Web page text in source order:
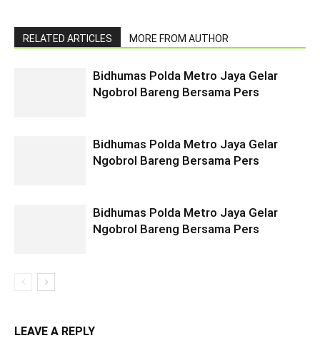
RELATED ARTICLES MORE FROM AUTHOR
Bidhumas Polda Metro Jaya Gelar
Ngobrol Bareng Bersama Pers
Bidhumas Polda Metro Jaya Gelar
Ngobrol Bareng Bersama Pers
Bidhumas Polda Metro Jaya Gelar
Ngobrol Bareng Bersama Pers
LEAVE A REPLY